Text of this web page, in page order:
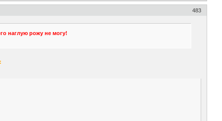
483
наглую рожу не могу!